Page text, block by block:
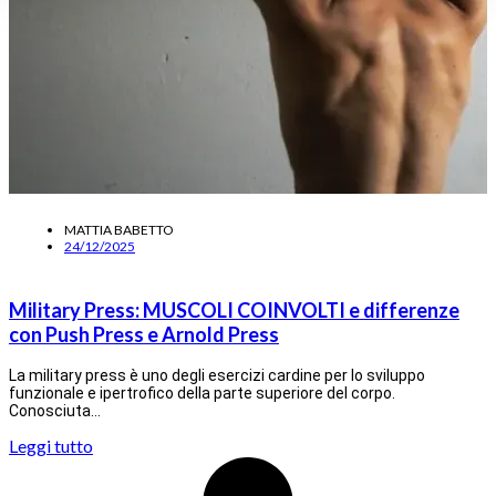
MATTIA BABETTO
24/12/2025
Military Press: MUSCOLI COINVOLTI e differenze
con Push Press e Arnold Press
La military press è uno degli esercizi cardine per lo sviluppo
funzionale e ipertrofico della parte superiore del corpo.
Conosciuta…
Leggi tutto